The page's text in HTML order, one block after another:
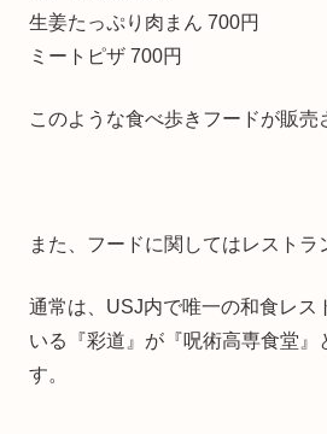
生姜たっぷり肉まん 700円
ミートピザ 700円
このような食べ歩きフードが販売
また、フードに関してはレストラ
通常は、USJ内で唯一の和食レス
いる『彩道』が『呪術高専食堂』
す。